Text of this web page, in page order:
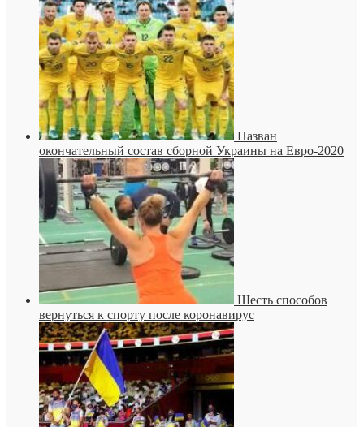
Назван
окончательный состав сборной Украины на Евро-2020
Шесть способов
вернуться к спорту после коронавирус